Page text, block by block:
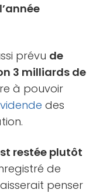
prévu de
3 milliards de
à pouvoir
des
restée plutôt
de
penser